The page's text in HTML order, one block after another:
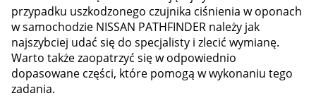
przypadku uszkodzonego czujnika ciśnienia w oponach
w samochodzie NISSAN PATHFINDER należy jak
najszybciej udać się do specjalisty i zlecić wymianę.
Warto także zaopatrzyć się w odpowiednio
dopasowane części, które pomogą w wykonaniu tego
zadania.